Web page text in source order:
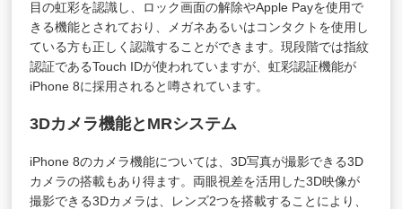
目の虹彩を認識し、ロック画面の解除やApple Payを使用で
きる機能とされており、メガネあるいはコンタクトを使用し
ている方も正しく認識することができます。現段階では指紋
認証であるTouch IDが使われていますが、虹彩認証機能が
iPhone 8に採用されると噂されています。
3Dカメラ機能とMRシステム
iPhone 8のカメラ機能については、3D写真が撮影できる3D
カメラの搭載もあり得ます。両眼視差を活用した3D映像が
撮影できる3Dカメラは、レンズ2つを搭載することにより、